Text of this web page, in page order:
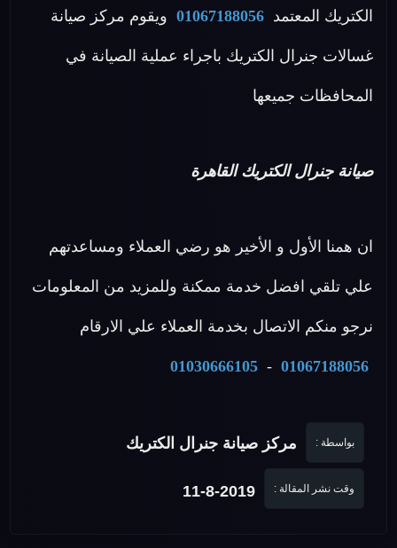
الكتريك المعتمد 01067188056 ويقوم مركز صيانة
غسالات جنرال الكتريك باجراء عملية الصيانة في
المحافظات جميعها
صيانة جنرال الكتريك القاهرة
ان همنا الأول و الأخير هو رضي العملاء ومساعدتهم
علي تلقي افضل خدمة ممكنة وللمزيد من المعلومات
نرجو منكم الاتصال بخدمة العملاء علي الارقام
01067188056
-
01030666105
بواسطة : مركز صيانة جنرال الكتريك
وقت نشر المقالة : 11-8-2019